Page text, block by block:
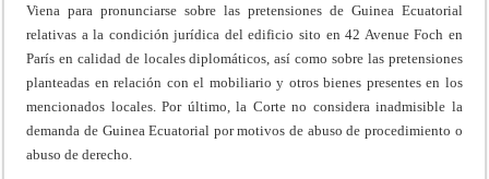
Viena para pronunciarse sobre las pretensiones de Guinea Ecuatorial
relativas a la condición jurídica del edificio sito en 42 Avenue Foch en
París en calidad de locales diplomáticos, así como sobre las pretensiones
planteadas en relación con el mobiliario y otros bienes presentes en los
mencionados locales. Por último, la Corte no considera inadmisible la
demanda de Guinea Ecuatorial por motivos de abuso de procedimiento o
abuso de derecho.